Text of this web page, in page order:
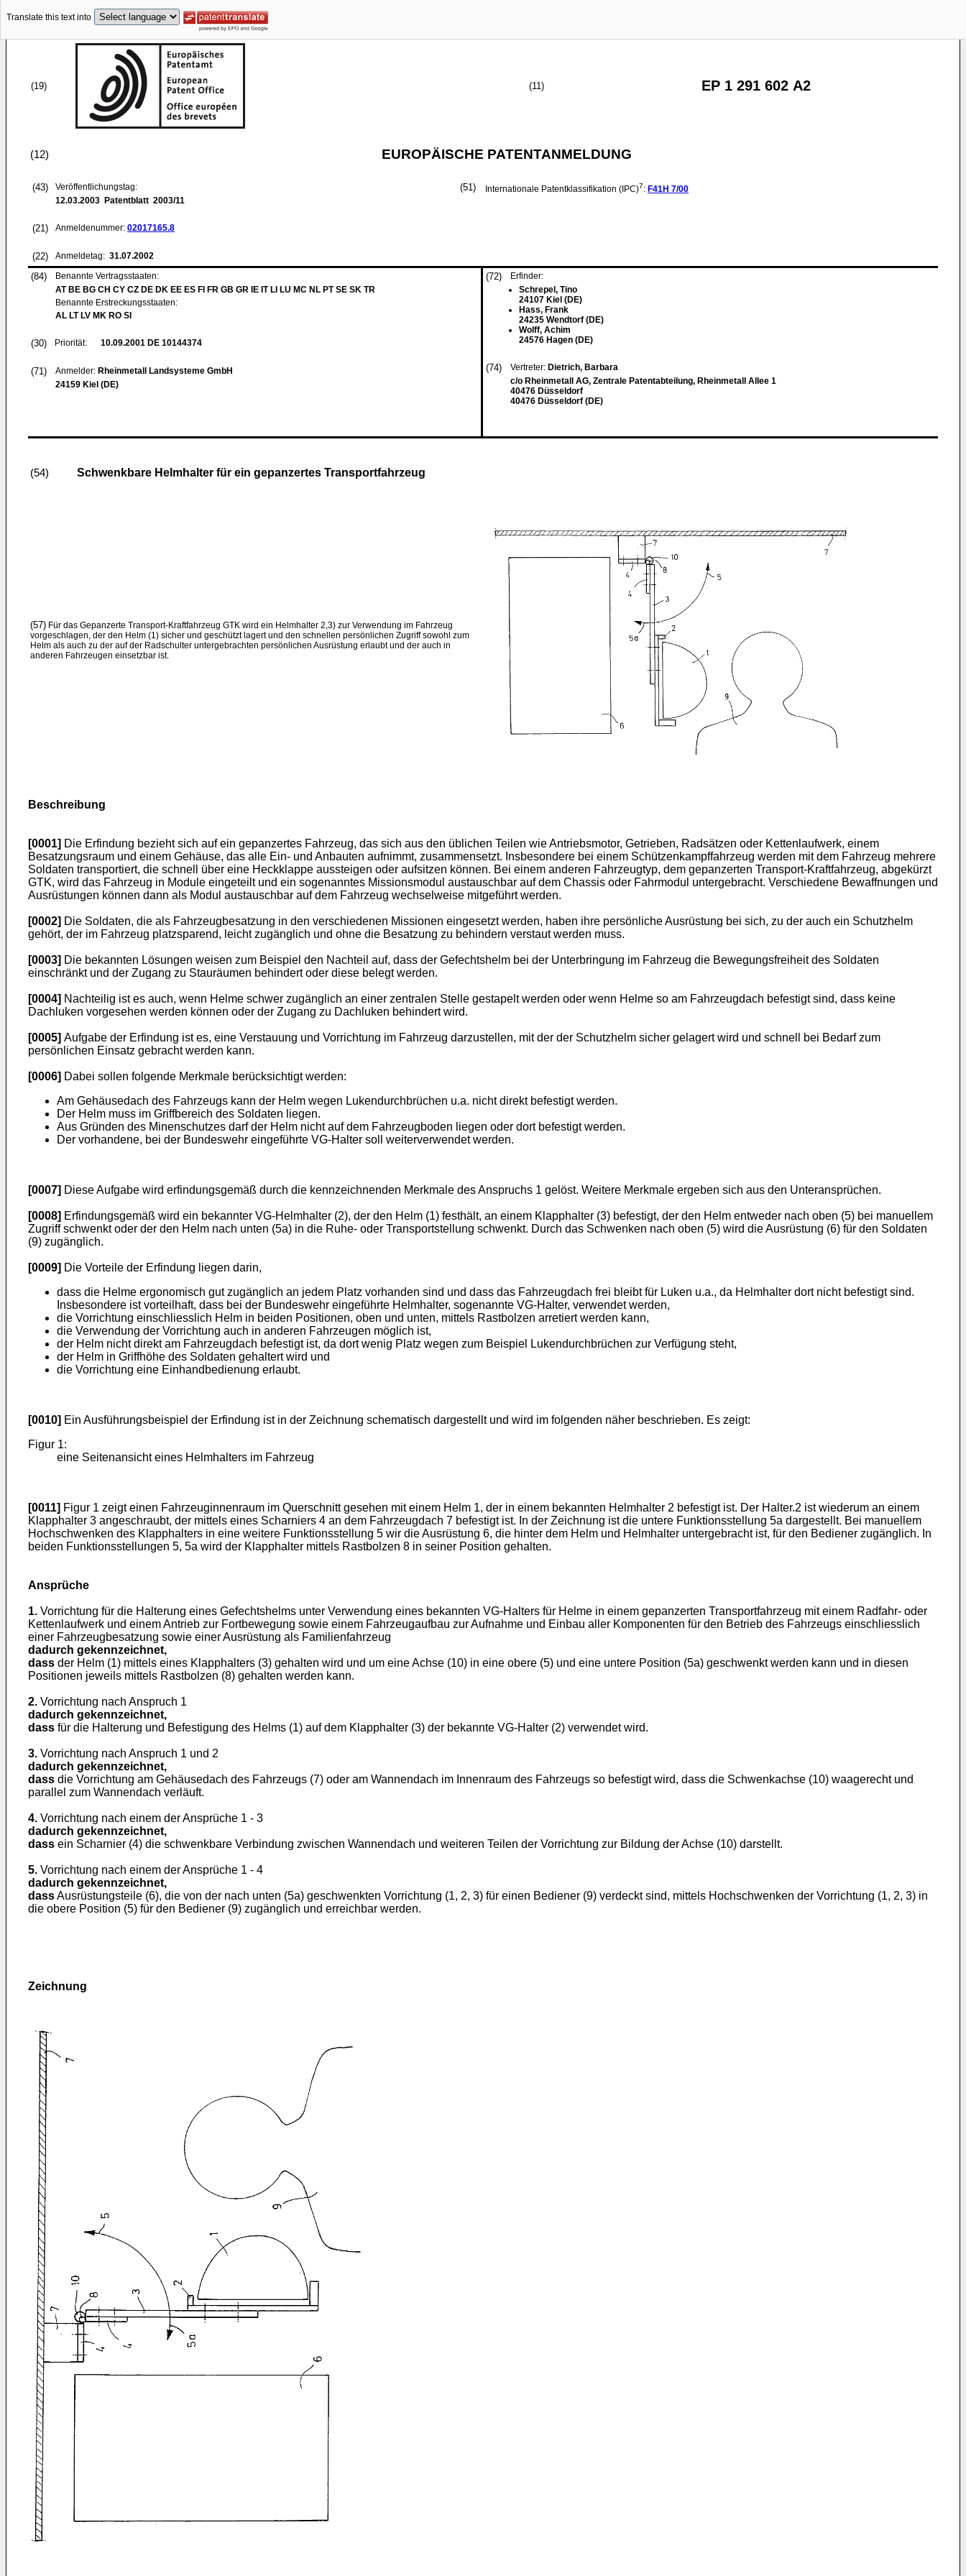
Translate this text into
(19) (11) EP 1 291 602 A2
(12) EUROPÄISCHE PATENTANMELDUNG
(43)
Veröffentlichungstag:
12.03.2003 Patentblatt 2003/11
(21) Anmeldenummer: 02017165.8
(22) Anmeldetag: 31.07.2002
(51) Internationale Patentklassifikation (IPC)7: F41H 7/00
(84)
Benannte Vertragsstaaten:
AT BE BG CH CY CZ DE DK EE ES FI FR GB GR IE IT LI LU MC NL PT SE SK TR
Benannte Erstreckungsstaaten:
AL LT LV MK RO SI
(30) Priorität: 10.09.2001 DE 10144374
(71) Anmelder: Rheinmetall Landsysteme GmbH
24159 Kiel (DE)
(72)
Erfinder:
Schrepel, Tino
24107 Kiel (DE)
Hass, Frank
24235 Wendtorf (DE)
Wolff, Achim
24576 Hagen (DE)
(74) Vertreter: Dietrich, Barbara
c/o Rheinmetall AG, Zentrale Patentabteilung, Rheinmetall Allee 1
40476 Düsseldorf
40476 Düsseldorf (DE)
(54) Schwenkbare Helmhalter für ein gepanzertes Transportfahrzeug
(57) Für das Gepanzerte Transport-Kraftfahrzeug GTK wird ein Helmhalter 2,3) zur Verwendung im Fahrzeug
vorgeschlagen, der den Helm (1) sicher und geschützt lagert und den schnellen persönlichen Zugriff sowohl zum
Helm als auch zu der auf der Radschulter untergebrachten persönlichen Ausrüstung erlaubt und der auch in
anderen Fahrzeugen einsetzbar ist.
Beschreibung
[0001] Die Erfindung bezieht sich auf ein gepanzertes Fahrzeug, das sich aus den üblichen Teilen wie Antriebsmotor, Getrieben, Radsätzen oder Kettenlaufwerk, einem
Besatzungsraum und einem Gehäuse, das alle Ein- und Anbauten aufnimmt, zusammensetzt. Insbesondere bei einem Schützenkampffahrzeug werden mit dem Fahrzeug mehrere
Soldaten transportiert, die schnell über eine Heckklappe aussteigen oder aufsitzen können. Bei einem anderen Fahrzeugtyp, dem gepanzerten Transport-Kraftfahrzeug, abgekürzt
GTK, wird das Fahrzeug in Module eingeteilt und ein sogenanntes Missionsmodul austauschbar auf dem Chassis oder Fahrmodul untergebracht. Verschiedene Bewaffnungen und
Ausrüstungen können dann als Modul austauschbar auf dem Fahrzeug wechselweise mitgeführt werden.
[0002] Die Soldaten, die als Fahrzeugbesatzung in den verschiedenen Missionen eingesetzt werden, haben ihre persönliche Ausrüstung bei sich, zu der auch ein Schutzhelm
gehört, der im Fahrzeug platzsparend, leicht zugänglich und ohne die Besatzung zu behindern verstaut werden muss.
[0003] Die bekannten Lösungen weisen zum Beispiel den Nachteil auf, dass der Gefechtshelm bei der Unterbringung im Fahrzeug die Bewegungsfreiheit des Soldaten
einschränkt und der Zugang zu Stauräumen behindert oder diese belegt werden.
[0004] Nachteilig ist es auch, wenn Helme schwer zugänglich an einer zentralen Stelle gestapelt werden oder wenn Helme so am Fahrzeugdach befestigt sind, dass keine
Dachluken vorgesehen werden können oder der Zugang zu Dachluken behindert wird.
[0005] Aufgabe der Erfindung ist es, eine Verstauung und Vorrichtung im Fahrzeug darzustellen, mit der der Schutzhelm sicher gelagert wird und schnell bei Bedarf zum
persönlichen Einsatz gebracht werden kann.
[0006] Dabei sollen folgende Merkmale berücksichtigt werden:
Am Gehäusedach des Fahrzeugs kann der Helm wegen Lukendurchbrüchen u.a. nicht direkt befestigt werden.
Der Helm muss im Griffbereich des Soldaten liegen.
Aus Gründen des Minenschutzes darf der Helm nicht auf dem Fahrzeugboden liegen oder dort befestigt werden.
Der vorhandene, bei der Bundeswehr eingeführte VG-Halter soll weiterverwendet werden.
[0007] Diese Aufgabe wird erfindungsgemäß durch die kennzeichnenden Merkmale des Anspruchs 1 gelöst. Weitere Merkmale ergeben sich aus den Unteransprüchen.
[0008] Erfindungsgemäß wird ein bekannter VG-Helmhalter (2), der den Helm (1) festhält, an einem Klapphalter (3) befestigt, der den Helm entweder nach oben (5) bei manuellem
Zugriff schwenkt oder der den Helm nach unten (5a) in die Ruhe- oder Transportstellung schwenkt. Durch das Schwenken nach oben (5) wird die Ausrüstung (6) für den Soldaten
(9) zugänglich.
[0009] Die Vorteile der Erfindung liegen darin,
dass die Helme ergonomisch gut zugänglich an jedem Platz vorhanden sind und dass das Fahrzeugdach frei bleibt für Luken u.a., da Helmhalter dort nicht befestigt sind.
Insbesondere ist vorteilhaft, dass bei der Bundeswehr eingeführte Helmhalter, sogenannte VG-Halter, verwendet werden,
die Vorrichtung einschliesslich Helm in beiden Positionen, oben und unten, mittels Rastbolzen arretiert werden kann,
die Verwendung der Vorrichtung auch in anderen Fahrzeugen möglich ist,
der Helm nicht direkt am Fahrzeugdach befestigt ist, da dort wenig Platz wegen zum Beispiel Lukendurchbrüchen zur Verfügung steht,
der Helm in Griffhöhe des Soldaten gehaltert wird und
die Vorrichtung eine Einhandbedienung erlaubt.
[0010] Ein Ausführungsbeispiel der Erfindung ist in der Zeichnung schematisch dargestellt und wird im folgenden näher beschrieben. Es zeigt:
Figur 1:
eine Seitenansicht eines Helmhalters im Fahrzeug
[0011] Figur 1 zeigt einen Fahrzeuginnenraum im Querschnitt gesehen mit einem Helm 1, der in einem bekannten Helmhalter 2 befestigt ist. Der Halter.2 ist wiederum an einem
Klapphalter 3 angeschraubt, der mittels eines Scharniers 4 an dem Fahrzeugdach 7 befestigt ist. In der Zeichnung ist die untere Funktionsstellung 5a dargestellt. Bei manuellem
Hochschwenken des Klapphalters in eine weitere Funktionsstellung 5 wir die Ausrüstung 6, die hinter dem Helm und Helmhalter untergebracht ist, für den Bediener zugänglich. In
beiden Funktionsstellungen 5, 5a wird der Klapphalter mittels Rastbolzen 8 in seiner Position gehalten.
Ansprüche
1. Vorrichtung für die Halterung eines Gefechtshelms unter Verwendung eines bekannten VG-Halters für Helme in einem gepanzerten Transportfahrzeug mit einem Radfahr- oder
Kettenlaufwerk und einem Antrieb zur Fortbewegung sowie einem Fahrzeugaufbau zur Aufnahme und Einbau aller Komponenten für den Betrieb des Fahrzeugs einschliesslich
einer Fahrzeugbesatzung sowie einer Ausrüstung als Familienfahrzeug
dadurch gekennzeichnet,
dass der Helm (1) mittels eines Klapphalters (3) gehalten wird und um eine Achse (10) in eine obere (5) und eine untere Position (5a) geschwenkt werden kann und in diesen
Positionen jeweils mittels Rastbolzen (8) gehalten werden kann.
2. Vorrichtung nach Anspruch 1
dadurch gekennzeichnet,
dass für die Halterung und Befestigung des Helms (1) auf dem Klapphalter (3) der bekannte VG-Halter (2) verwendet wird.
3. Vorrichtung nach Anspruch 1 und 2
dadurch gekennzeichnet,
dass die Vorrichtung am Gehäusedach des Fahrzeugs (7) oder am Wannendach im Innenraum des Fahrzeugs so befestigt wird, dass die Schwenkachse (10) waagerecht und
parallel zum Wannendach verläuft.
4. Vorrichtung nach einem der Ansprüche 1 - 3
dadurch gekennzeichnet,
dass ein Scharnier (4) die schwenkbare Verbindung zwischen Wannendach und weiteren Teilen der Vorrichtung zur Bildung der Achse (10) darstellt.
5. Vorrichtung nach einem der Ansprüche 1 - 4
dadurch gekennzeichnet,
dassAusrüstungsteile (6), die von der nach unten (5a) geschwenkten Vorrichtung (1, 2, 3) für einen Bediener (9) verdeckt sind, mittels Hochschwenken der Vorrichtung (1, 2, 3) in
die obere Position (5) für den Bediener (9) zugänglich und erreichbar werden.
Zeichnung